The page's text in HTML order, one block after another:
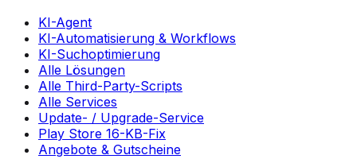
KI-Agent
KI-Automatisierung & Workflows
KI-Suchoptimierung
Alle Lösungen
Alle Third-Party-Scripts
Alle Services
Update- / Upgrade-Service
Play Store 16-KB-Fix
Angebote & Gutscheine